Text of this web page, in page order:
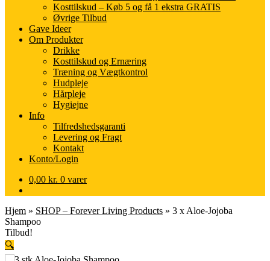
Kosttilskud – Køb 5 og få 1 ekstra GRATIS
Øvrige Tilbud
Gave Ideer
Om Produkter
Drikke
Kosttilskud og Ernæring
Træning og Vægtkontrol
Hudpleje
Hårpleje
Hygiejne
Info
Tilfredshedsgaranti
Levering og Fragt
Kontakt
Konto/Login
0,00 kr. 0 varer
Hjem » SHOP – Forever Living Products » 3 x Aloe-Jojoba
Shampoo
Tilbud!
🔍